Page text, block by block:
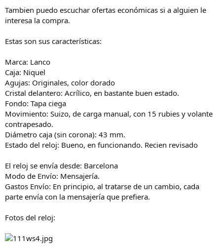
a
Tambien puedo escuchar ofertas económicas si a alguien le
interesa la compra.
Estas son sus características:
Marca: Lanco
Caja: Niquel
Agujas: Originales, color dorado
Cristal delantero: Acrílico, en bastante buen estado.
Fondo: Tapa ciega
Movimiento: Suizo, de carga manual, con 15 rubies y volante
contrapesado.
Diámetro caja (sin corona): 43 mm.
Estado del reloj: Bueno, en funcionando. Recien revisado
El reloj se envía desde: Barcelona
Modo de Envío: Mensajería.
Gastos Envío: En principio, al tratarse de un cambio, cada
parte envía con la mensajería que prefiera.
Fotos del reloj: